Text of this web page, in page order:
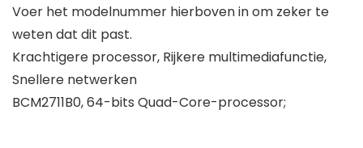
Voer het modelnummer hierboven in om zeker te
weten dat dit past.
Krachtigere processor, Rijkere multimediafunctie,
Snellere netwerken
BCM2711B0, 64-bits Quad-Core-processor;